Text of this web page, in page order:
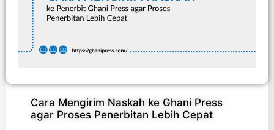
Cara Mengirim Naskah ke Ghani Press
agar Proses Penerbitan Lebih Cepat